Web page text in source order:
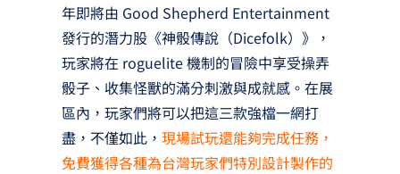
年即將由 Good Shepherd Entertainment
發行的潛力股《神骰傳說（Dicefolk）》，
玩家將在 roguelite 機制的冒險中享受操弄
骰子、收集怪獸的滿分刺激與成就感。在展
區內，玩家們將可以把這三款強檔一網打
盡，不僅如此， 現場試玩還能夠完成任務，
免費獲得各種為台灣玩家們特別設計製作的